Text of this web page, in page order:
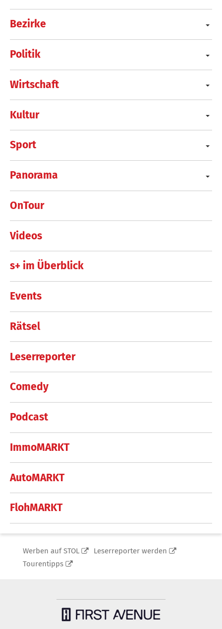
Bezirke
Politik
Wirtschaft
Kultur
Sport
Panorama
OnTour
Videos
s+ im Überblick
Events
Rätsel
Leserreporter
Comedy
Podcast
ImmoMARKT
AutoMARKT
FlohMARKT
Werben auf STOL
Leserreporter werden
Tourentipps